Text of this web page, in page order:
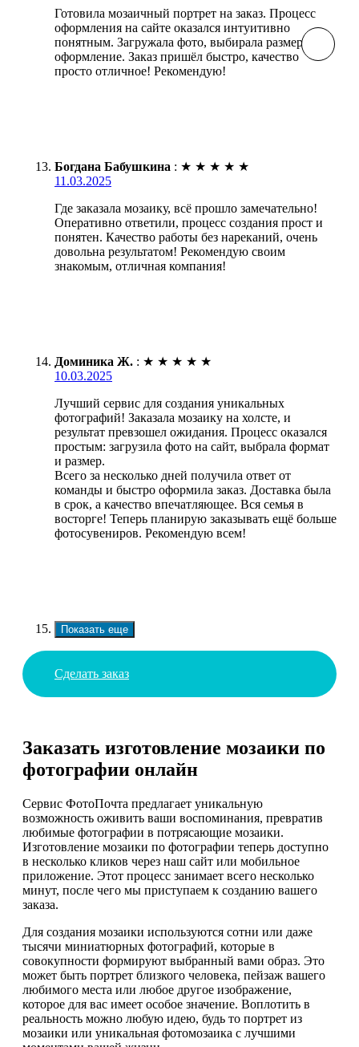
Готовила мозаичный портрет на заказ. Процесс
оформления на сайте оказался интуитивно
понятным. Загружала фото, выбирала размер и
оформление. Заказ пришёл быстро, качество
просто отличное! Рекомендую!
Богдана Бабушкина : ★ ★ ★ ★ ★
11.03.2025
Где заказала мозаику, всё прошло замечательно!
Оперативно ответили, процесс создания прост и
понятен. Качество работы без нареканий, очень
довольна результатом! Рекомендую своим
знакомым, отличная компания!
Доминика Ж. : ★ ★ ★ ★ ★
10.03.2025
Лучший сервис для создания уникальных
фотографий! Заказала мозаику на холсте, и
результат превзошел ожидания. Процесс оказался
простым: загрузила фото на сайт, выбрала формат
и размер.
Всего за несколько дней получила ответ от
команды и быстро оформила заказ. Доставка была
в срок, а качество впечатляющее. Вся семья в
восторге! Теперь планирую заказывать ещё больше
фотосувениров. Рекомендую всем!
Показать еще
Сделать заказ
Заказать изготовление мозаики по
фотографии онлайн
Сервис ФотоПочта предлагает уникальную
возможность оживить ваши воспоминания, превратив
любимые фотографии в потрясающие мозаики.
Изготовление мозаики по фотографии теперь доступно
в несколько кликов через наш сайт или мобильное
приложение. Этот процесс занимает всего несколько
минут, после чего мы приступаем к созданию вашего
заказа.
Для создания мозаики используются сотни или даже
тысячи миниатюрных фотографий, которые в
совокупности формируют выбранный вами образ. Это
может быть портрет близкого человека, пейзаж вашего
любимого места или любое другое изображение,
которое для вас имеет особое значение. Воплотить в
реальность можно любую идею, будь то портрет из
мозаики или уникальная фотомозаика с лучшими